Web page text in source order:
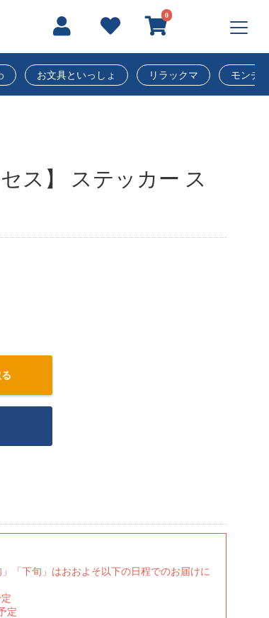
0
お文具といっしょ リラックマ モンチ
ス】 ステッカー ス
「下旬」はおおよそ以下の日程でのお届けに
定